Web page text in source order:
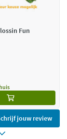
Fun
jouw review